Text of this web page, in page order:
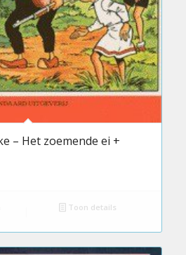
– Het zoemende ei +
Toon details